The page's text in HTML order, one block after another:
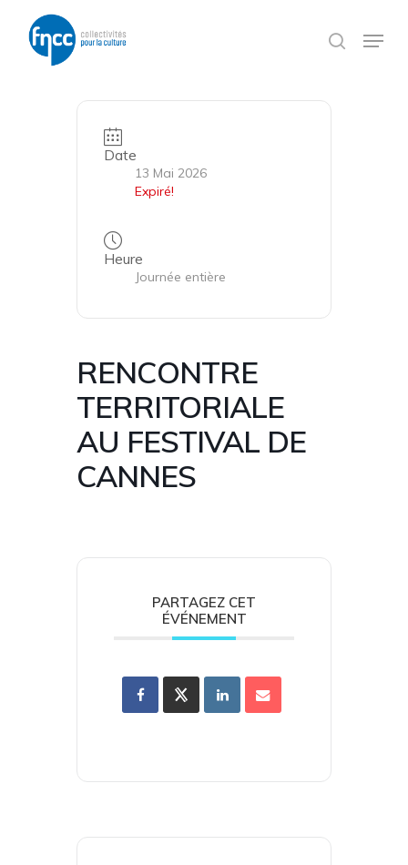
main
content
search
Menu
Date
13 Mai 2026
Expiré!
Heure
Journée entière
RENCONTRE
TERRITORIALE
AU FESTIVAL DE
CANNES
PARTAGEZ CET
ÉVÉNEMENT
Panneau de gestion des cookies